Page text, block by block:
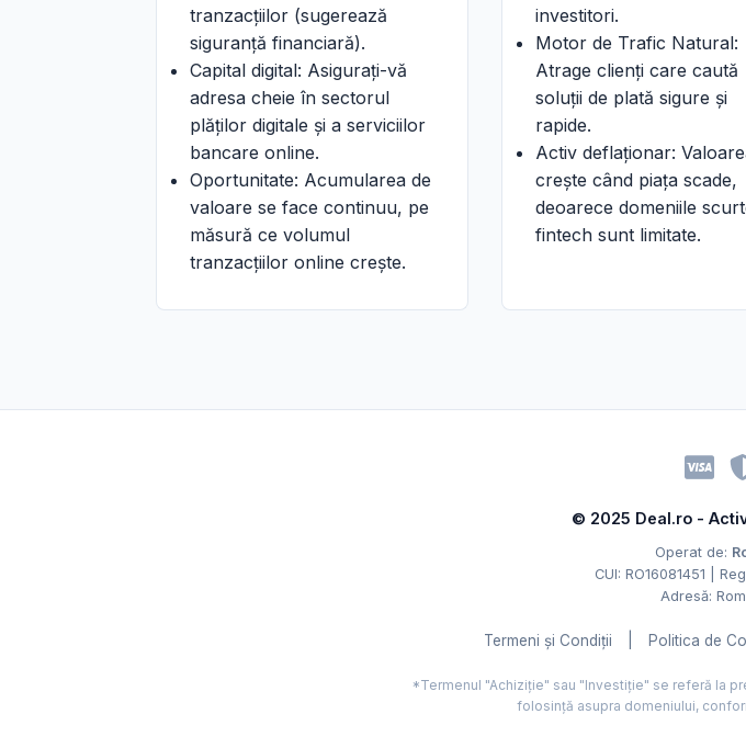
tranzacțiilor (sugerează
siguranță financiară).
Capital digital: Asigurați-vă
adresa cheie în sectorul
plăților digitale și a serviciilor
bancare online.
Oportunitate: Acumularea de
valoare se face continuu, pe
măsură ce volumul
tranzacțiilor online crește.
investitori.
Motor de Trafic Natural:
Atrage clienți care caută
soluții de plată sigure și
rapide.
Activ deflaționar:
crește când piața scade,
deoarece domeniile
fintech sunt limitate.
© 2025 Deal.ro -
Operat de:
CUI: RO16081451 |
Adresă:
Termeni și Condiții Politica de
*Termenul "Achiziție" sau "Investiție" se referă la
folosință asupra domeniului,